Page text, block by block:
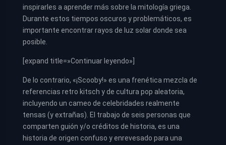
inspirarles a aprender más sobre la mitología griega.
Durante estos tiempos oscuros y problemáticos, es
importante encontrar rayos de luz solar donde sea
posible.
[expand title=»Continuar leyendo»]
De lo contrario, «¡Scooby!» es una frenética mezcla de
referencias retro kitsch y de cultura pop aleatoria,
incluyendo un cameo de celebridades realmente
tensas (y extrañas). El trabajo de seis personas que
comparten guión y/o créditos de historia, es una
historia de origen confuso y enrevesado para una